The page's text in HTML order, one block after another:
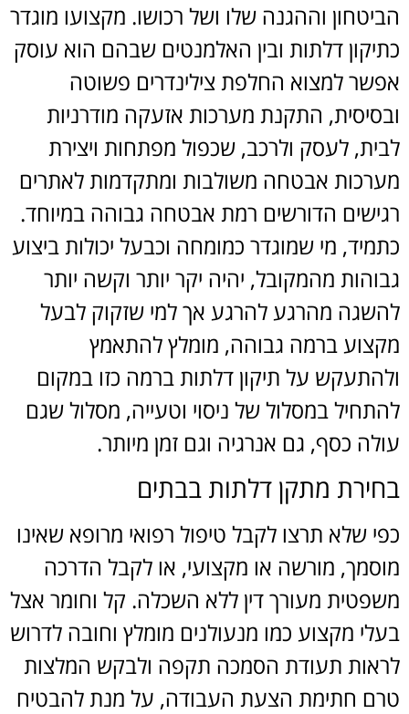
הביטחון וההגנה שלו ושל רכושו. מקצועו מוגדר
כתיקון דלתות ובין האלמנטים שבהם הוא עוסק
אפשר למצוא החלפת צילינדרים פשוטה
ובסיסית, התקנת מערכות אזעקה מודרניות
לבית, לעסק ולרכב, שכפול מפתחות ויצירת
מערכות אבטחה משולבות ומתקדמות לאתרים
רגישים הדורשים רמת אבטחה גבוהה במיוחד.
כתמיד, מי שמוגדר כמומחה וכבעל יכולות ביצוע
גבוהות מהמקובל, יהיה יקר יותר וקשה יותר
להשגה מהרגע להרגע אך למי שזקוק לבעל
מקצוע ברמה גבוהה, מומלץ להתאמץ
ולהתעקש על תיקון דלתות ברמה כזו במקום
להתחיל במסלול של ניסוי וטעייה, מסלול שגם
עולה כסף, גם אנרגיה וגם זמן מיותר.
בחירת מתקן דלתות בבתים
כפי שלא תרצו לקבל טיפול רפואי מרופא שאינו
מוסמך, מורשה או מקצועי, או לקבל הדרכה
משפטית מעורך דין ללא השכלה. קל וחומר אצל
בעלי מקצוע כמו מנעולנים מומלץ וחובה לדרוש
לראות תעודת הסמכה תקפה ולבקש המלצות
טרם חתימת הצעת העבודה, על מנת להבטיח